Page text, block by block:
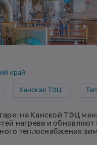
край
Канская ТЭЦ
на Канской ТЭЦ
нагрева и обновляют
теплоснабжения